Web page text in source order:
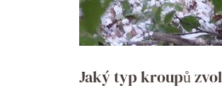
Jaký typ kroupů